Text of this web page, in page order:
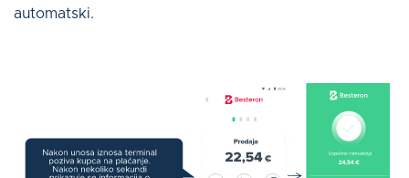
automatski.